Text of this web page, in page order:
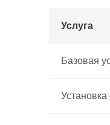
Услуга
Базовая
Установка